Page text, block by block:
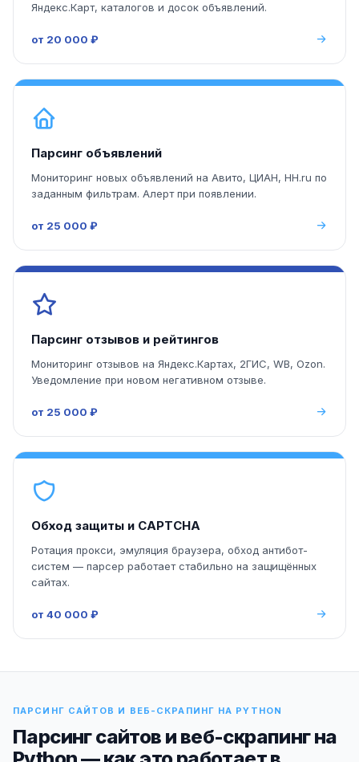
Яндекс.Карт, каталогов и досок объявлений.
от 20 000 ₽
Парсинг объявлений
Мониторинг новых объявлений на Авито, ЦИАН, HH.ru по
заданным фильтрам. Алерт при появлении.
от 25 000 ₽
Парсинг отзывов и рейтингов
Мониторинг отзывов на Яндекс.Картах, 2ГИС, WB, Ozon.
Уведомление при новом негативном отзыве.
от 25 000 ₽
Обход защиты и CAPTCHA
Ротация прокси, эмуляция браузера, обход антибот-
систем — парсер работает стабильно на защищённых
сайтах.
от 40 000 ₽
ПАРСИНГ САЙТОВ И ВЕБ-СКРАПИНГ НА PYTHON
Парсинг сайтов и веб-скрапинг на